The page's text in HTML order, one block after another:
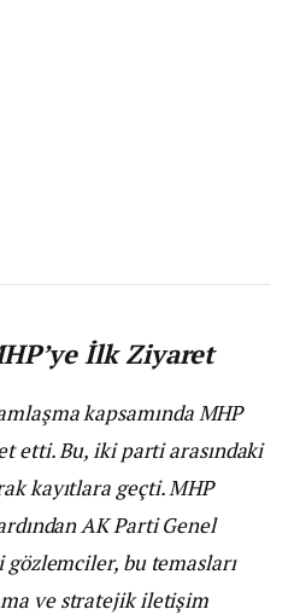
İlk Ziyaret
kapsamında MHP
etti. Bu, iki parti arasındaki
kayıtlara geçti. MHP
AK Parti Genel
bu temasları
ve stratejik iletişim